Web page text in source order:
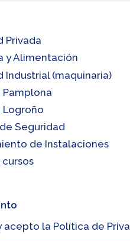
Privada
y Alimentación
Industrial (maquinaria)
Pamplona
Logroño
Seguridad
de Instalaciones
cursos
acepto la Política de